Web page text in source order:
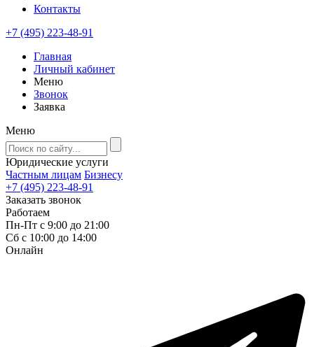
Контакты
+7 (495) 223-48-91
Главная
Личный кабинет
Меню
Звонок
Заявка
Меню
Юридические услуги
Частным лицам Бизнесу
+7 (495) 223-48-91
Заказать звонок
Работаем
Пн-Пт с 9:00 до 21:00
Сб с 10:00 до 14:00
Онлайн